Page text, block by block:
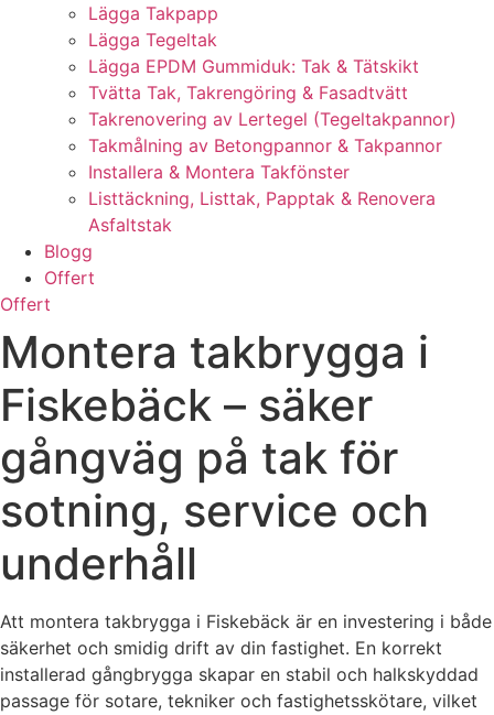
Lägga Takpapp
Lägga Tegeltak
Lägga EPDM Gummiduk: Tak & Tätskikt
Tvätta Tak, Takrengöring & Fasadtvätt
Takrenovering av Lertegel (Tegeltakpannor)
Takmålning av Betongpannor & Takpannor
Installera & Montera Takfönster
Listtäckning, Listtak, Papptak & Renovera
Asfaltstak
Blogg
Offert
Offert
Montera takbrygga i
Fiskebäck – säker
gångväg på tak för
sotning, service och
underhåll
Att montera takbrygga i Fiskebäck är en investering i både
säkerhet och smidig drift av din fastighet. En korrekt
installerad gångbrygga skapar en stabil och halkskyddad
passage för sotare, tekniker och fastighetsskötare, vilket